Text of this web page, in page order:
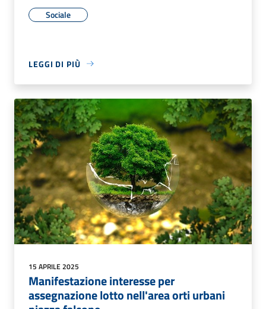
Sociale
LEGGI DI PIÙ
15 APRILE 2025
Manifestazione interesse per
assegnazione lotto nell'area orti urbani